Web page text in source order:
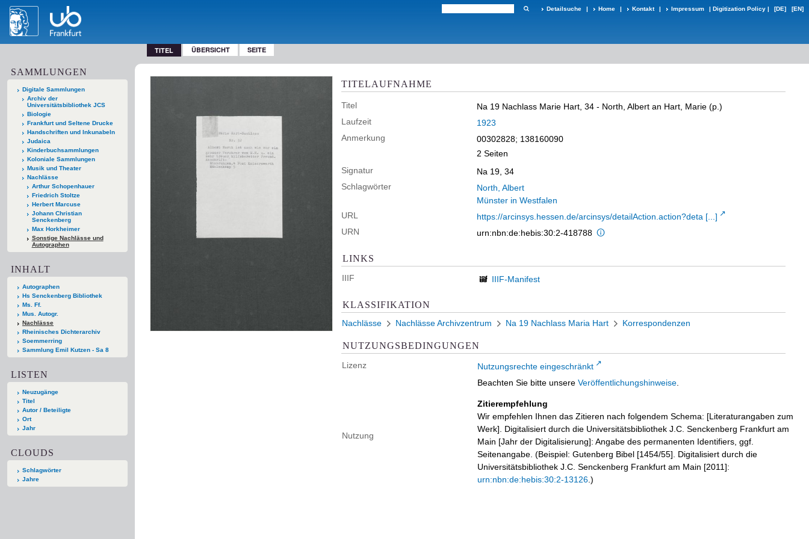
Detailsuche | Home | Kontakt | Impressum | Digitization Policy | [DE] [EN]
TITEL ÜBERSICHT SEITE
SAMMLUNGEN
Digitale Sammlungen
Archiv der
Universitätsbibliothek JCS
Biologie
Frankfurt und Seltene Drucke
Handschriften und Inkunabeln
Judaica
Kinderbuchsammlungen
Koloniale Sammlungen
Musik und Theater
Nachlässe
Arthur Schopenhauer
Friedrich Stoltze
Herbert Marcuse
Johann Christian
Senckenberg
Max Horkheimer
Sonstige Nachlässe und
Autographen
INHALT
Autographen
Hs Senckenberg Bibliothek
Ms. Ff.
Mus. Autogr.
Nachlässe
Rheinisches Dichterarchiv
Soemmerring
Sammlung Emil Kutzen - Sa 8
LISTEN
Neuzugänge
Titel
Autor / Beteiligte
Ort
Jahr
CLOUDS
Schlagwörter
Jahre
TITELAUFNAHME
Titel
Na 19 Nachlass Marie Hart, 34 - North, Albert an Hart, Marie (p.)
Laufzeit
1923
Anmerkung
00302828; 138160090
2 Seiten
Signatur
Na 19, 34
Schlagwörter
North, Albert
Münster in Westfalen
URL
https://arcinsys.hessen.de/arcinsys/detailAction.action?deta [...]
URN
urn:nbn:de:hebis:30:2-418788
LINKS
IIIF IIIF-Manifest
KLASSIFIKATION
Nachlässe Nachlässe Archivzentrum Na 19 Nachlass Maria Hart Korrespondenzen
NUTZUNGSBEDINGUNGEN
Lizenz Nutzungsrechte eingeschränkt
Nutzung
Beachten Sie bitte unsere Veröffentlichungshinweise
Zitierempfehlung
Wir empfehlen Ihnen das Zitieren nach folgendem Schema: [Literaturangaben zum
Werk]. Digitalisiert durch die Universitätsbibliothek J.C. Senckenberg Frankfurt am
Main [Jahr der Digitalisierung]: Angabe des permanenten Identifiers, ggf.
Seitenangabe. (Beispiel: Gutenberg Bibel [1454/55]. Digitalisiert durch die
Universitätsbibliothek J.C. Senckenberg Frankfurt am Main [2011]:
urn:nbn:de:hebis:30:2-13126 .)